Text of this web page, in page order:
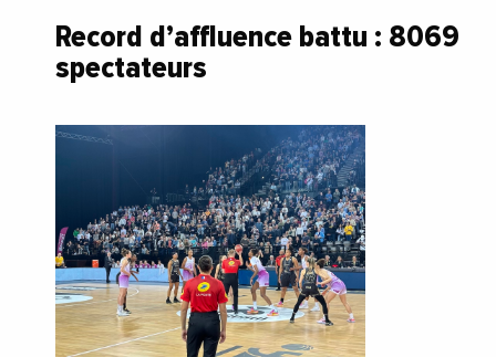
Record d’affluence battu : 8069
spectateurs